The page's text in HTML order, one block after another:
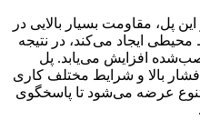
پل، مقاومت بسیار بالایی در
ایجاد می‌کند، در نتیجه
افزایش می‌یابد. پل
فشار بالا و شرایط مختلف کاری
عرضه می‌شود تا پاسخگوی